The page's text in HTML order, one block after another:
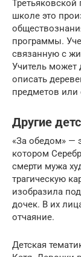
Третьяковской
школе это
программы.
связанную с
Учитель может
описать
предметов или
Другие
«За обедом» —
котором
смерти мужа
трагическую
изобразила
дочек. В их
отчаяние.
Детская